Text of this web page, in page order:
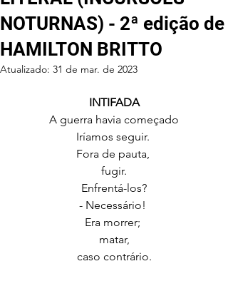
NOTURNAS) - 2ª edição de
HAMILTON BRITTO
Atualizado: 31 de mar. de 2023
INTIFADA
A guerra havia começado
Iríamos seguir.
Fora de pauta,
fugir.
Enfrentá-los?
- Necessário!
Era morrer;
matar,
caso contrário.